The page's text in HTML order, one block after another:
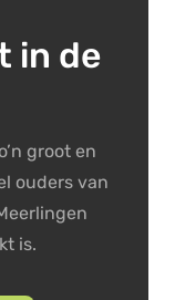
in de
groot en
ouders van
is.